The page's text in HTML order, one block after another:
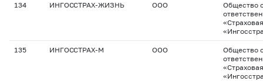
134 ИНГОССТРАХ-ЖИЗНЬ ООО
Общество
135 ИНГОССТРАХ-М ООО
Общество